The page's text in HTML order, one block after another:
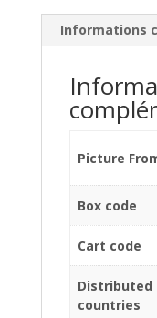
Informations
Picture
Box code
Cart code
Distributed
countries